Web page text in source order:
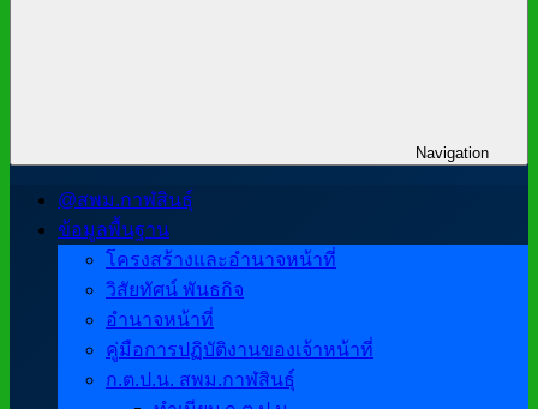
Navigation
@สพม.กาฬสินธุ์
ข้อมูลพื้นฐาน
โครงสร้างและอำนาจหน้าที่
วิสัยทัศน์ พันธกิจ
อำนาจหน้าที่
คู่มือการปฏิบัติงานของเจ้าหน้าที่
ก.ต.ป.น. สพม.กาฬสินธุ์